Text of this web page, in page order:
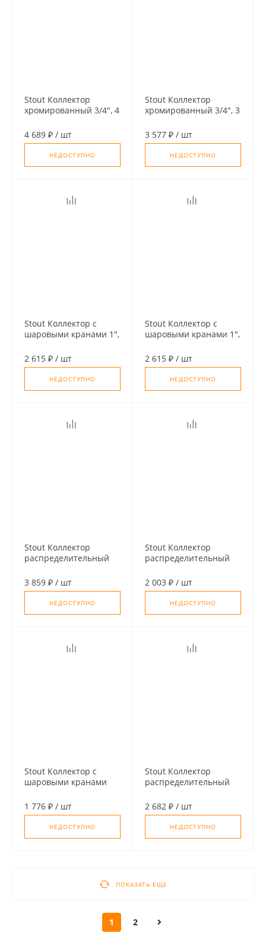
Stout Коллектор
хромированный 3/4", 4
1/2" "евроконус"
4 689 ₽ / шт
НЕДОСТУПНО
Stout Коллектор
хромированный 3/4", 3
1/2" "евроконус"
3 577 ₽ / шт
НЕДОСТУПНО
Stout Коллектор с
шаровыми кранами 1",
ручки)
2 615 ₽ / шт
НЕДОСТУПНО
Stout Коллектор с
шаровыми кранами 1",
ручки)
2 615 ₽ / шт
НЕДОСТУПНО
Stout Коллектор
распределительный
3 859 ₽ / шт
НЕДОСТУПНО
Stout Коллектор
распределительный
2 003 ₽ / шт
НЕДОСТУПНО
Stout Коллектор с
шаровыми кранами
(красные ручки)
1 776 ₽ / шт
НЕДОСТУПНО
Stout Коллектор
распределительный
2 682 ₽ / шт
НЕДОСТУПНО
ПОКАЗАТЬ ЕЩЕ
1 2